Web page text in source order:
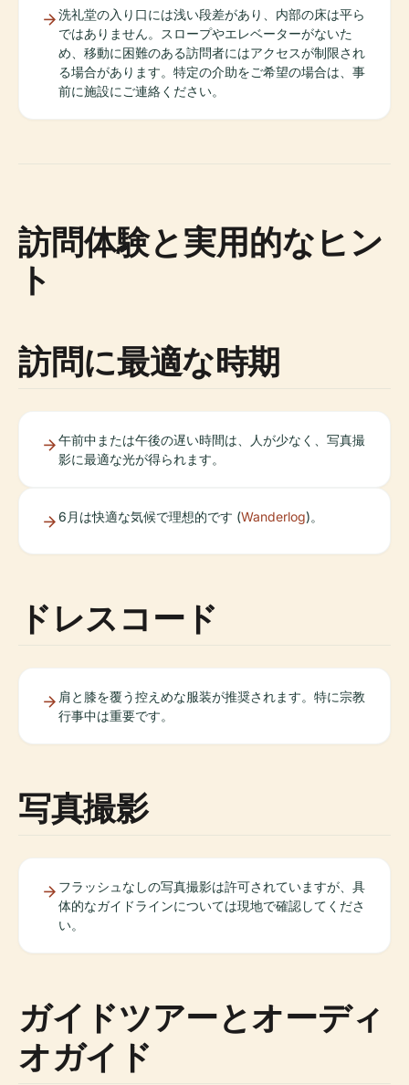
洗礼堂の入り口には浅い段差があり、内部の床は平ら
ではありません。スロープやエレベーターがないた
め、移動に困難のある訪問者にはアクセスが制限され
る場合があります。特定の介助をご希望の場合は、事
前に施設にご連絡ください。
訪問体験と実用的なヒン
ト
訪問に最適な時期
午前中または午後の遅い時間は、人が少なく、写真撮
影に最適な光が得られます。
6月は快適な気候で理想的です (Wanderlog)。
ドレスコード
肩と膝を覆う控えめな服装が推奨されます。特に宗教
行事中は重要です。
写真撮影
フラッシュなしの写真撮影は許可されていますが、具
体的なガイドラインについては現地で確認してくださ
い。
ガイドツアーとオーディ
オガイド